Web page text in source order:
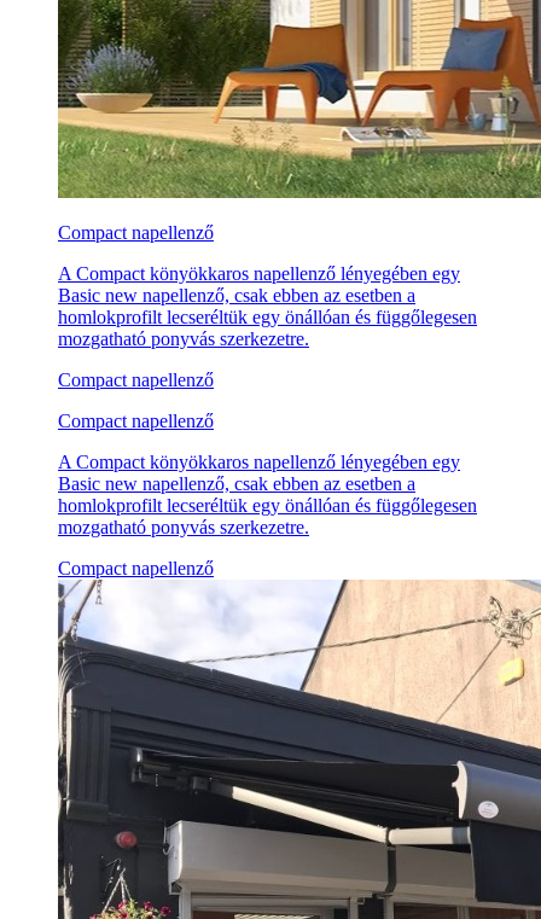
Compact napellenző
A Compact könyökkaros napellenző lényegében egy
Basic new napellenző, csak ebben az esetben a
homlokprofilt lecseréltük egy önállóan és függőlegesen
mozgatható ponyvás szerkezetre.
Compact napellenző
Compact napellenző
A Compact könyökkaros napellenző lényegében egy
Basic new napellenző, csak ebben az esetben a
homlokprofilt lecseréltük egy önállóan és függőlegesen
mozgatható ponyvás szerkezetre.
Compact napellenző